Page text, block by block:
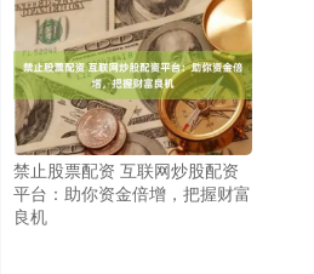
禁止股票配资 互联网炒股配资
平台：助你资金倍增，把握财富
良机